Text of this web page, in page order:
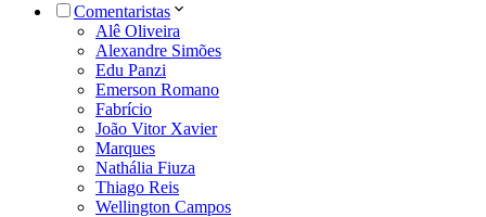
Comentaristas
Alê Oliveira
Alexandre Simões
Edu Panzi
Emerson Romano
Fabrício
João Vitor Xavier
Marques
Nathália Fiuza
Thiago Reis
Wellington Campos